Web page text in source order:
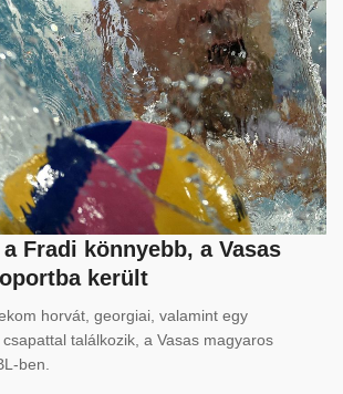
Fradi könnyebb, a Vasas
került
horvát, georgiai, valamint egy
találkozik, a Vasas magyaros
ben.